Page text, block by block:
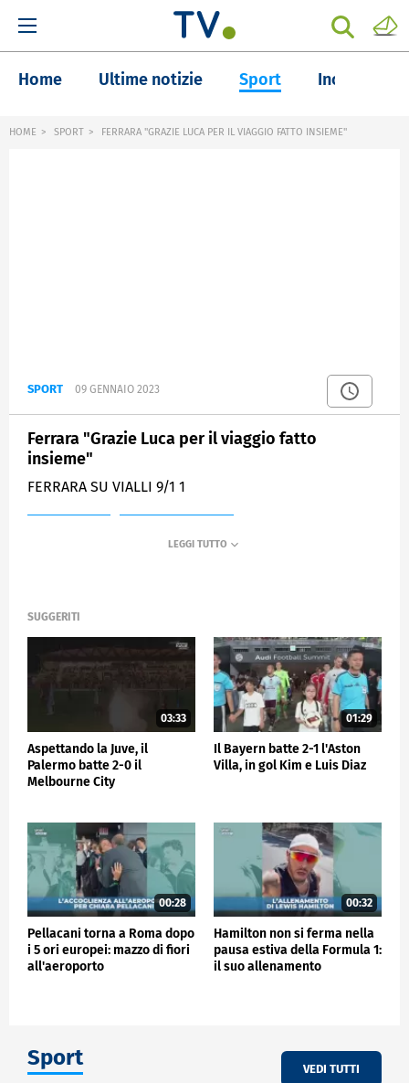
Home Ultime notizie Sport Inchieste
HOME SPORT FERRARA "GRAZIE LUCA PER IL VIAGGIO FATTO INSIEME"
SPORT 09 GENNAIO 2023
Ferrara "Grazie Luca per il viaggio fatto
insieme"
FERRARA SU VIALLI 9/1 1
SUGGERITI
03:33
Aspettando la Juve, il
Palermo batte 2-0 il
Melbourne City
01:29
Il Bayern batte 2-1 l'Aston
Villa, in gol Kim e Luis Diaz
00:28
Pellacani torna a Roma dopo
i 5 ori europei: mazzo di fiori
all'aeroporto
00:32
Hamilton non si ferma nella
pausa estiva della Formula 1:
il suo allenamento
Sport VEDI TUTTI